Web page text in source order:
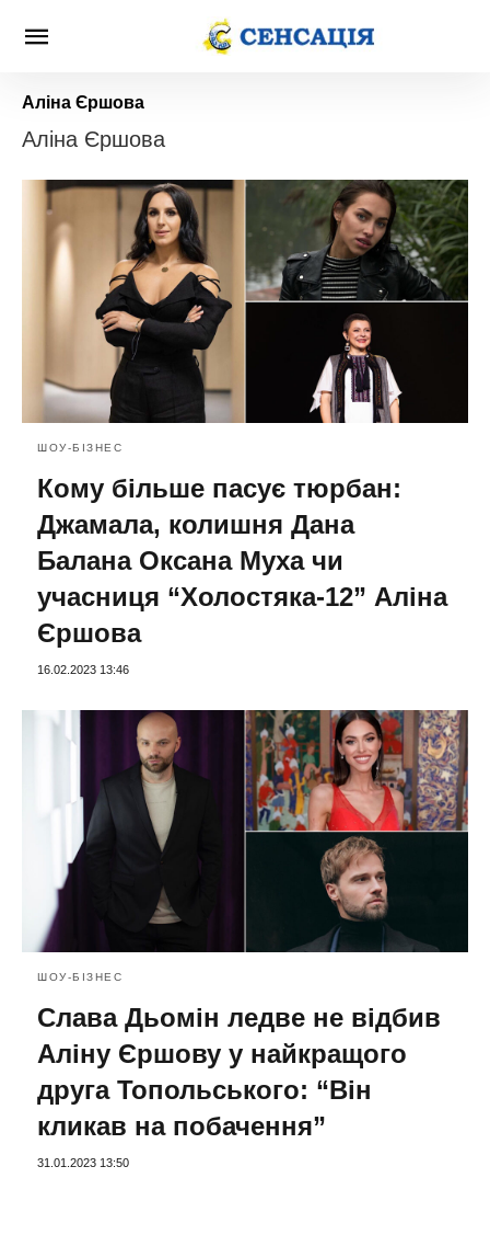
Аліна Єршова
Аліна Єршова
ШОУ-БІЗНЕС
Кому більше пасує тюрбан:
Джамала, колишня Дана
Балана Оксана Муха чи
учасниця “Холостяка-12” Аліна
Єршова
16.02.2023 13:46
ШОУ-БІЗНЕС
Слава Дьомін ледве не відбив
Аліну Єршову у найкращого
друга Топольського: “Він
кликав на побачення”
31.01.2023 13:50